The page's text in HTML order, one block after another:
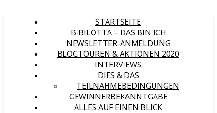
STARTSEITE
BIBILOTTA – DAS BIN ICH
NEWSLETTER-ANMELDUNG
BLOGTOUREN & AKTIONEN 2020
INTERVIEWS
DIES & DAS
TEILNAHMEBEDINGUNGEN
GEWINNERBEKANNTGABE
ALLES AUF EINEN BLICK